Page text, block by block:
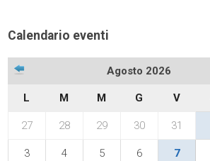
Calendario eventi
Agosto 2026
L M M G V
27 28 29 30 31
3 4 5 6 7